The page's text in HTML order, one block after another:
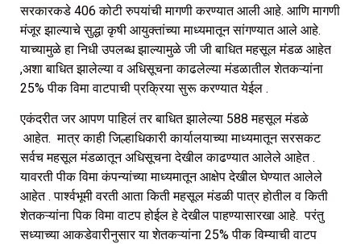
सरकारकडे 406 कोटी रुपयांची मागणी करण्यात आली आहे. आणि मागणी
मंजूर झाल्याचे सुद्धा कृषी आयुक्तांच्या माध्यमातून सांगण्यात आले आहे.
याच्यामुळे हा निधी उपलब्ध झाल्यामुळे जी जी बाधित महसूल मंडळ आहेत
,अशा बाधित झालेल्या व अधिसूचना काढलेल्या मंडळातील शेतकऱ्यांना
25% पीक विमा वाटपाची प्रक्रिया सुरू करण्यात येईल .
एकंदरीत जर आपण पाहिलं तर बाधित झालेल्या 588 महसूल मंडळे
आहेत. मात्र काही जिल्हाधिकारी कार्यालयाच्या माध्यमातून सरसकट
सर्वच महसूल मंडळातून अधिसूचना देखील काढण्यात आलेले आहेत .
यावरती पीक विमा कंपन्यांच्या माध्यमातून आक्षेप देखील घेण्यात आलेले
आहेत . पार्श्वभूमी वरती आता किती महसूल मंडळी पात्र होतील व किती
शेतकऱ्यांना पिक विमा वाटप होईल हे देखील पाहण्यासारखा आहे. परंतु
सध्याच्या आकडेवारीनुसार या शेतकऱ्यांना 25% पीक विम्याची वाटप